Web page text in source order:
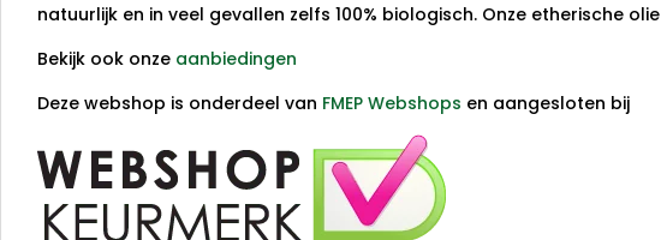
natuurlijk en in veel gevallen zelfs 100% biologisch. Onze etherische
Bekijk ook onze aanbiedingen
Deze webshop is onderdeel van FMEP Webshops en aangesloten bij